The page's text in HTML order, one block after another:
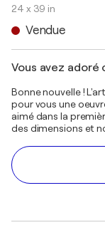
24 x 39 in
Vendue
Vous avez
Bonne nouvelle !
pour vous une
aimé dans la
des dimensions et